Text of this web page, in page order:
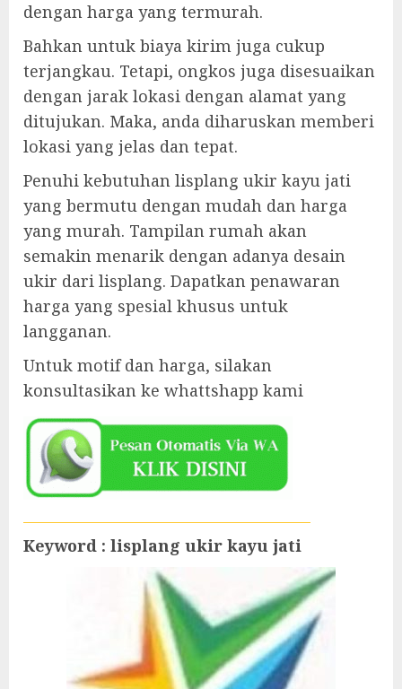
dengan harga yang termurah.
Bahkan untuk biaya kirim juga cukup
terjangkau. Tetapi, ongkos juga disesuaikan
dengan jarak lokasi dengan alamat yang
ditujukan. Maka, anda diharuskan memberi
lokasi yang jelas dan tepat.
Penuhi kebutuhan lisplang ukir kayu jati
yang bermutu dengan mudah dan harga
yang murah. Tampilan rumah akan
semakin menarik dengan adanya desain
ukir dari lisplang. Dapatkan penawaran
harga yang spesial khusus untuk
langganan.
Untuk motif dan harga, silakan
konsultasikan ke whattshapp kami
Keyword : lisplang ukir kayu jati